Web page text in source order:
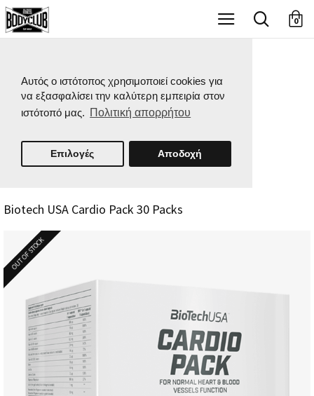
Αυτός ο ιστότοπος χρησιμοποιεί cookies για
να εξασφαλίσει την καλύτερη εμπειρία στον
ιστότοπό μας. Πολιτική απορρήτου
X
Επιλογές Αποδοχή
0
Biotech USA Cardio Pack 30 Packs
OUT OF STOCK